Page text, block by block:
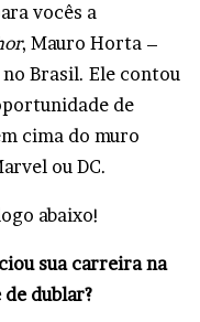
vocês a
, Mauro Horta –
Brasil. Ele contou
de
cima do muro
ou DC.
abaixo!
sua carreira na
dublar?